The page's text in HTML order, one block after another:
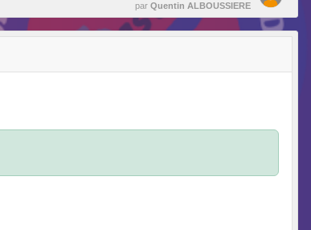
par Quentin ALBOUSSIERE